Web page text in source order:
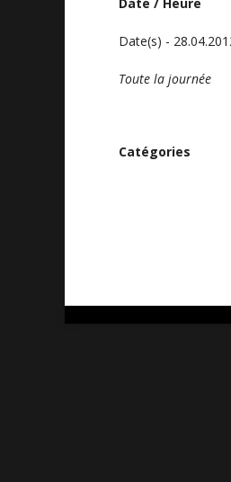
Date(s) -
Toute la journée
Catégories